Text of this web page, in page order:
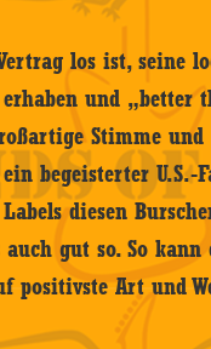
los ist, seine
und „better
Stimme
begeisterter U.S.-
diesen
gut so. So kann
Art und